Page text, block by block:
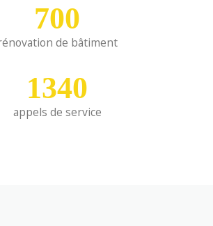
700
de bâtiment
1340
appels de service